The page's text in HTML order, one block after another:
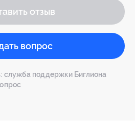
отзыв
вопрос
служба поддержки Биглиона